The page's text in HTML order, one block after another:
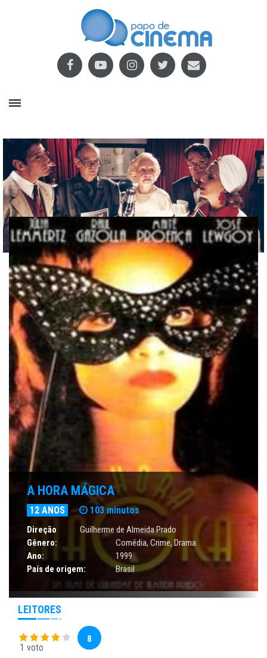
A HORA MÁGICA
12 ANOS 103 minutos
Direção
Guilherme de Almeida Prado
Gênero:
Comédia, Crime, Drama
Ano:
1999
País de origem:
Brasil
LEITORES
1 voto
8